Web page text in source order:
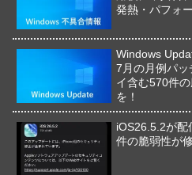
発熱・パフォ
Windows
7月の月例パ
イ含む570件
を！
iOS26.5.2が配
件の脆弱性が